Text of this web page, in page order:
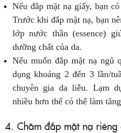
Nếu đắp mặt nạ giấy, bạn
Trước khi đắp mặt nạ, bạn
lớp nước thần (essence)
dưỡng chất của da.
Nếu muốn đắp mặt nạ ngủ
dụng khoảng 2 đến 3 lần/
chuyên gia da liễu. Lạm
nhiều hơn thế có thể làm
4. Chăm đắp mặt nạ riêng